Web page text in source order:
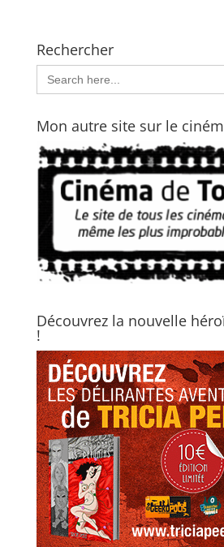
Rechercher
Search
for:
Mon autre site sur le
Découvrez la nouvelle
!